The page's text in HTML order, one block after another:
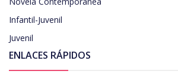
Infantil-Juvenil
Juvenil
ENLACES RÁPIDOS